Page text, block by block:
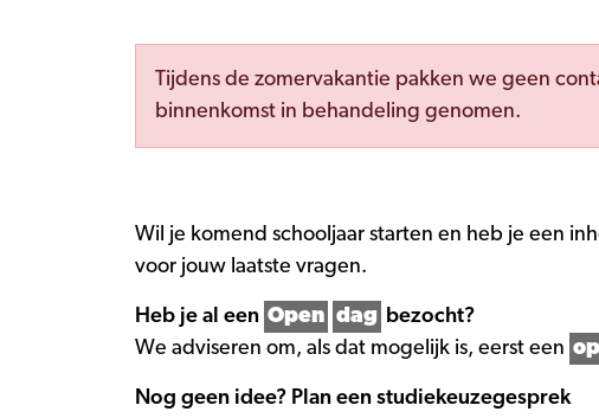
Tijdens de zomervakantie pakken we geen
binnenkomst in behandeling genomen.
Wil je komend schooljaar starten en heb je een
voor jouw laatste vragen.
Heb je al een Open dag
bezocht?
We adviseren om, als dat mogelijk is, eerst een
Nog geen idee? Plan een studiekeuzegesprek